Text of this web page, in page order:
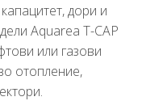
дори и
Aquarea T-CAP
или газови
отопление,